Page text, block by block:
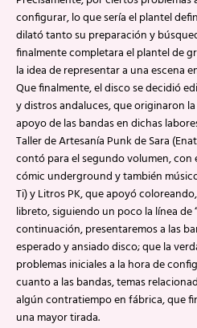
configurar, lo que sería el plantel
dilató tanto su preparación y
finalmente completara el plantel de
la idea de representar a una escena
Que finalmente, el disco se decidió
y distros andaluces, que originaron
apoyo de las bandas en dichas
Taller de Artesanía Punk de Sara
contó para el segundo volumen,
cómic underground y también
Ti) y Litros PK, que apoyó
libreto, siguiendo un poco la línea de
continuación, presentaremos a las
esperado y ansiado disco; que la
problemas iniciales a la hora de
cuanto a las bandas, temas
algún contratiempo en fábrica, que
una mayor tirada.